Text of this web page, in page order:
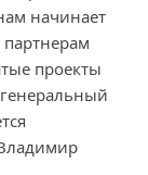
начинает
проекты